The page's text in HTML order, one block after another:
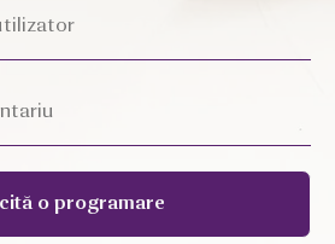
o programare